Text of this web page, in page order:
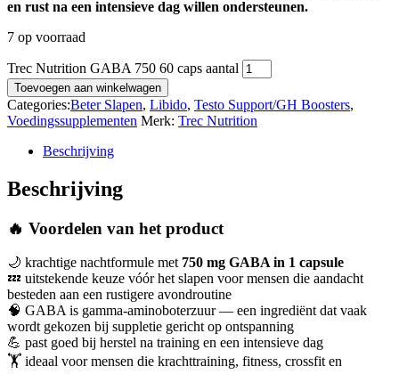
en rust na een intensieve dag willen ondersteunen.
7 op voorraad
Trec Nutrition GABA 750 60 caps aantal
Toevoegen aan winkelwagen
Categories:Beter Slapen, Libido, Testo Support/GH Boosters,
Voedingssupplementen Merk: Trec Nutrition
Beschrijving
Beschrijving
🔥 Voordelen van het product
🌙 krachtige nachtformule met 750 mg GABA in 1 capsule
💤 uitstekende keuze vóór het slapen voor mensen die aandacht
besteden aan een rustigere avondroutine
🧠 GABA is gamma-aminoboterzuur — een ingrediënt dat vaak
wordt gekozen bij suppletie gericht op ontspanning
💪 past goed bij herstel na training en een intensieve dag
🏋️ ideaal voor mensen die krachttraining, fitness, crossfit en